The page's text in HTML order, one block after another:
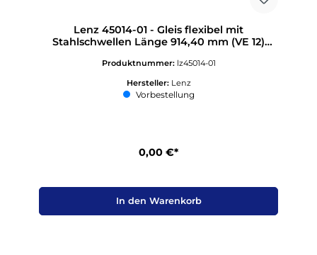
Lenz 45014-01 - Gleis flexibel mit
Stahlschwellen Länge 914,40 mm (VE 12)
Produktnummer: lz45014-01
Hersteller: Lenz
Vorbestellung
0,00 €*
In den Warenkorb